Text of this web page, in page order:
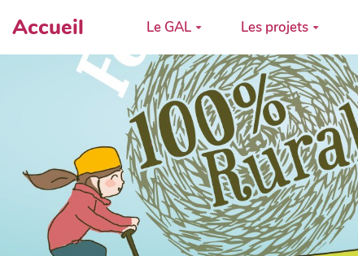
Accueil Le GAL Les projets